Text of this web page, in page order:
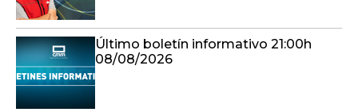
Último boletín informativo 21:00h
08/08/2026